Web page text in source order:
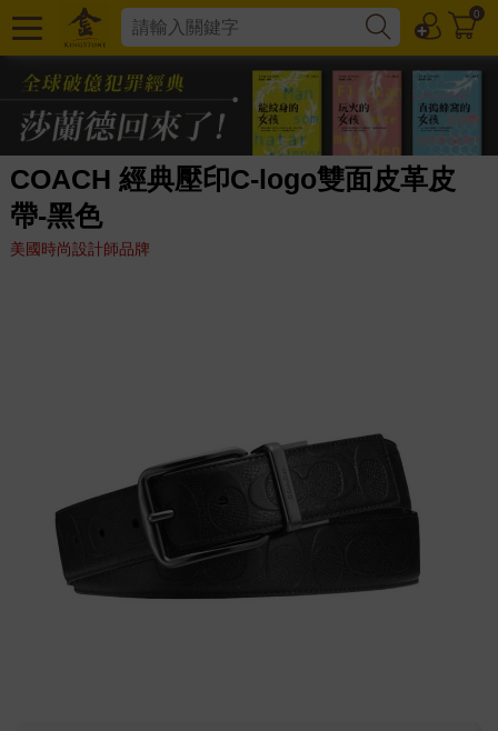
0
COACH 經典壓印C-logo雙面皮革皮
帶-黑色
美國時尚設計師品牌